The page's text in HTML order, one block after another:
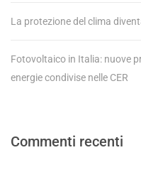
La protezione del clima
Fotovoltaico in Italia: nuove
energie condivise nelle CER
Commenti recenti